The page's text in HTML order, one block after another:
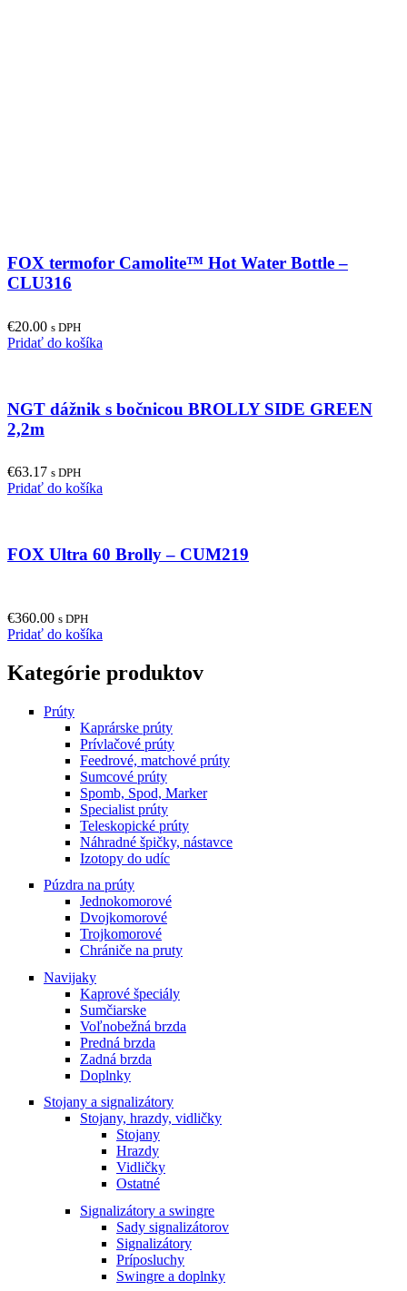
FOX termofor Camolite™ Hot Water Bottle –
CLU316
€20.00 s DPH
Pridať do košíka
NGT dážnik s bočnicou BROLLY SIDE GREEN
2,2m
€63.17 s DPH
Pridať do košíka
FOX Ultra 60 Brolly – CUM219
€360.00 s DPH
Pridať do košíka
Kategórie produktov
Prúty
Kaprárske prúty
Prívlačové prúty
Feedrové, matchové prúty
Sumcové prúty
Spomb, Spod, Marker
Specialist prúty
Teleskopické prúty
Náhradné špičky, nástavce
Izotopy do udíc
Púzdra na prúty
Jednokomorové
Dvojkomorové
Trojkomorové
Chrániče na pruty
Navijaky
Kaprové špeciály
Sumčiarske
Voľnobežná brzda
Predná brzda
Zadná brzda
Doplnky
Stojany a signalizátory
Stojany, hrazdy, vidličky
Stojany
Hrazdy
Vidličky
Ostatné
Signalizátory a swingre
Sady signalizátorov
Signalizátory
Príposluchy
Swingre a doplnky